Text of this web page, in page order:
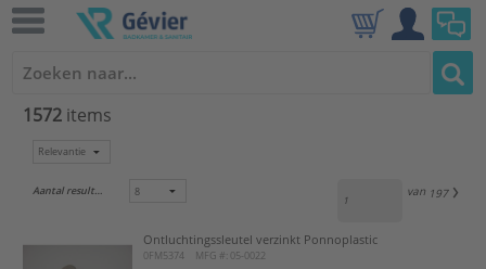
1572 items
Aantal resultaten: van 197
Ontluchtingssleutel verzinkt Ponnoplastic
0FM5374 MFG #: 05-0022